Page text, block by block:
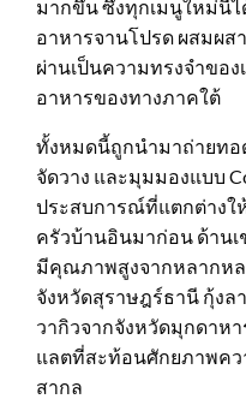
มากขึ้น ซึ่งทุกเมนูใหม่นี้
อาหารจานโปรด ผสมผส
ผ่านเป็นความทรงจำขอ
อาหารของทางภาคใต้
ทั้งหมดนี้ถูกนำมาถ่ายทอ
จัดวาง และมุมมองแบบ
ประสบการณ์ที่แตกต่างใ
ครัวบ้านอินมาก่อน ด้าน
มีคุณภาพสูงจากหลากหล
จังหวัดสุราษฎร์ธานี กุ้งล
วากิวจากจังหวัดมุกดาห
แลตที่สะท้อนศักยภาพคว
สากล